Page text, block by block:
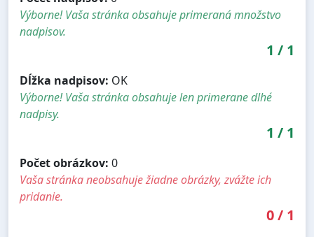
Výborne! Vaša stránka obsahuje primeraná množstvo
nadpisov.
1 / 1
Dĺžka nadpisov: OK
Výborne! Vaša stránka obsahuje len primerane dlhé
nadpisy.
1 / 1
Počet obrázkov: 0
Vaša stránka neobsahuje žiadne obrázky, zvážte ich
pridanie.
0/ 1